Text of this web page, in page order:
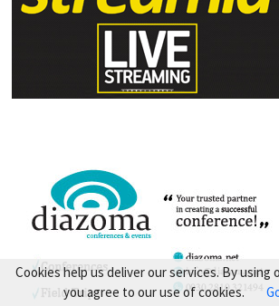
Cookies help us deliver our services. By using
you agree to our use of cookies.